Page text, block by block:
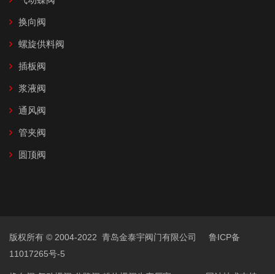
换向阀
螺旋供料阀
插板阀
浆液阀
通风阀
管夹阀
圆顶阀
版权所有 © 2004-2022 青岛金泰宇阀门有限公司
鲁ICP备
11017265号-5